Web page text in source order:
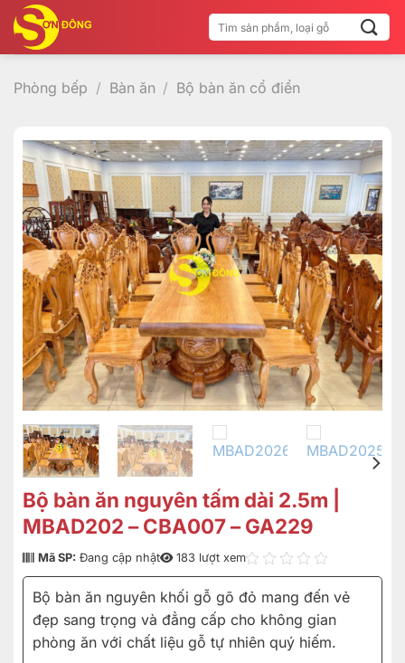
qua
nội
dung
Tìm
kiếm:
Phòng bếp / Bàn ăn / Bộ bàn ăn cổ điển
Bộ bàn ăn nguyên tấm dài 2.5m |
MBAD202 – CBA007 – GA229
Mã SP: Đang cập nhật 183 lượt xem
Bộ bàn ăn nguyên khối gỗ gõ đỏ mang đến vẻ
đẹp sang trọng và đẳng cấp cho không gian
phòng ăn với chất liệu gỗ tự nhiên quý hiếm.